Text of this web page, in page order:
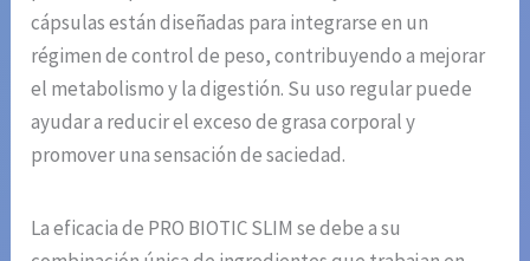
cápsulas están diseñadas para integrarse en un
régimen de control de peso, contribuyendo a mejorar
el metabolismo y la digestión. Su uso regular puede
ayudar a reducir el exceso de grasa corporal y
promover una sensación de saciedad.
La eficacia de PRO BIOTIC SLIM se debe a su